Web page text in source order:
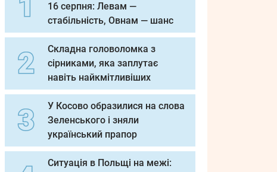
16 серпня: Левам —
стабільність, Овнам — шанс
Складна головоломка з
сірниками, яка заплутає
навіть найкмітливіших
У Косово образилися на слова
Зеленського і зняли
український прапор
Ситуація в Польщі на межі: